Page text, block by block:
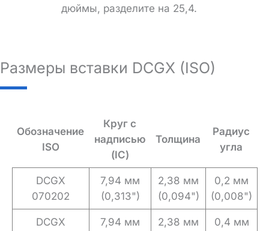
дюймы, разделите на 25,4.
Размеры вставки DCGX (ISO)
Обозначение
ISO
Круг с
надписью
(IC)
Толщина
Радиус
угла
DCGX
070202
7,94 мм
(0,313")
2,38 мм
(0,094")
0,2 мм
(0,008")
DCGX 7,94 мм 2,38 мм 0,4 мм